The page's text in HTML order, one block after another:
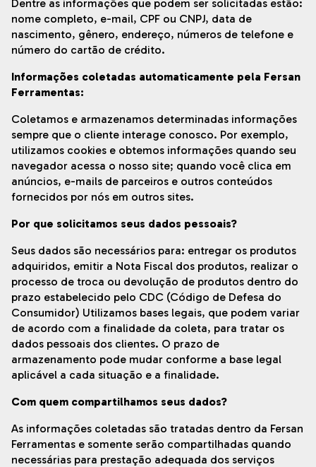
Dentre as informações que podem ser solicitadas estão:
nome completo, e-mail, CPF ou CNPJ, data de
nascimento, gênero, endereço, números de telefone e
número do cartão de crédito.
Informações coletadas automaticamente pela Fersan
Ferramentas:
Coletamos e armazenamos determinadas informações
sempre que o cliente interage conosco. Por exemplo,
utilizamos cookies e obtemos informações quando seu
navegador acessa o nosso site; quando você clica em
anúncios, e-mails de parceiros e outros conteúdos
fornecidos por nós em outros sites.
Por que solicitamos seus dados pessoais?
Seus dados são necessários para: entregar os produtos
adquiridos, emitir a Nota Fiscal dos produtos, realizar o
processo de troca ou devolução de produtos dentro do
prazo estabelecido pelo CDC (Código de Defesa do
Consumidor) Utilizamos bases legais, que podem variar
de acordo com a finalidade da coleta, para tratar os
dados pessoais dos clientes. O prazo de
armazenamento pode mudar conforme a base legal
aplicável a cada situação e a finalidade.
Com quem compartilhamos seus dados?
As informações coletadas são tratadas dentro da Fersan
Ferramentas e somente serão compartilhadas quando
necessárias para prestação adequada dos serviços